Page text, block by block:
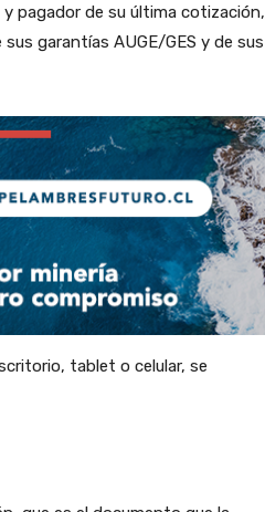
pagador de su última cotización,
garantías AUGE/GES y de sus
tablet o celular, se